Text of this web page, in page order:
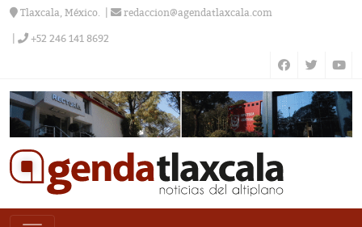
Tlaxcala, México. redaccion@agendatlaxcala.com
+52 246 141 8692